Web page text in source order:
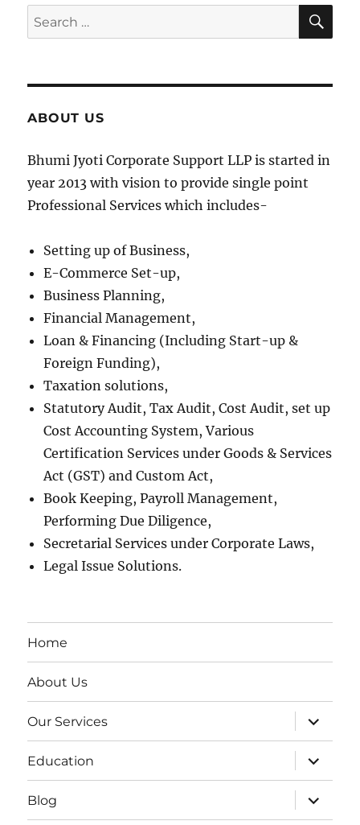
Search
for:
ABOUT US
Bhumi Jyoti Corporate Support LLP is started in
year 2013 with vision to provide single point
Professional Services which includes-
Setting up of Business,
E-Commerce Set-up,
Business Planning,
Financial Management,
Loan & Financing (Including Start-up &
Foreign Funding),
Taxation solutions,
Statutory Audit, Tax Audit, Cost Audit, set up
Cost Accounting System, Various
Certification Services under Goods & Services
Act (GST) and Custom Act,
Book Keeping, Payroll Management,
Performing Due Diligence,
Secretarial Services under Corporate Laws,
Legal Issue Solutions.
Home
About Us
Our Services
expand
child
menu
Education
expand
child
menu
Blog
expand
child